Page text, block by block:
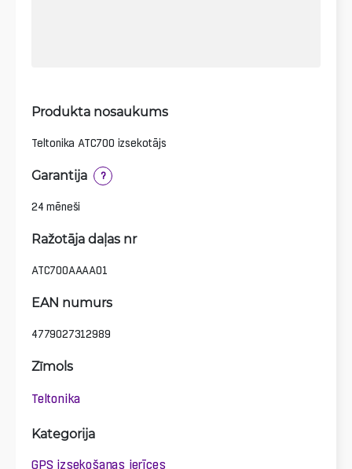
Produkta nosaukums
Teltonika ATC700 izsekotājs
Garantija ?
24 mēneši
Ražotāja daļas nr
ATC700AAAA01
EAN numurs
4779027312989
Zīmols
Teltonika
Kategorija
GPS izsekošanas ierīces